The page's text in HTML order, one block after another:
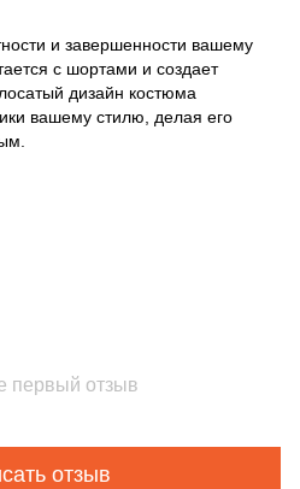
и завершенности вашему
с шортами и создает
дизайн костюма
вашему стилю, делая его
первый отзыв
отзыв